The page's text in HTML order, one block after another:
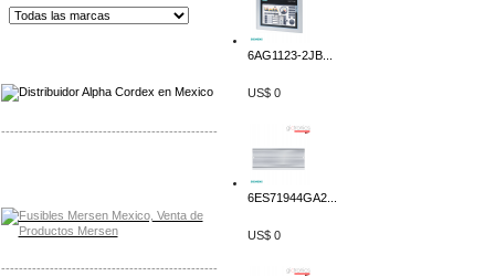
-------------------------------------------------
-------------------------------------------------
6AG1123-2JB...
US$ 0
6ES71944GA2...
US$ 0